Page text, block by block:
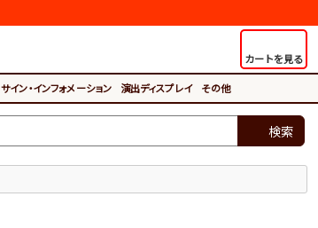
カートを見る
サイン・インフォメーション 演出ディスプレイ その他
検索